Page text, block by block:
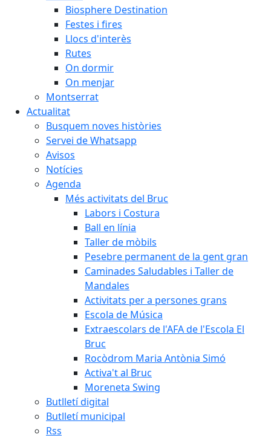
Biosphere Destination
Festes i fires
Llocs d'interès
Rutes
On dormir
On menjar
Montserrat
Actualitat
Busquem noves històries
Servei de Whatsapp
Avisos
Notícies
Agenda
Més activitats del Bruc
Labors i Costura
Ball en línia
Taller de mòbils
Pesebre permanent de la gent gran
Caminades Saludables i Taller de
Mandales
Activitats per a persones grans
Escola de Música
Extraescolars de l'AFA de l'Escola El
Bruc
Rocòdrom Maria Antònia Simó
Activa't al Bruc
Moreneta Swing
Butlletí digital
Butlletí municipal
Rss